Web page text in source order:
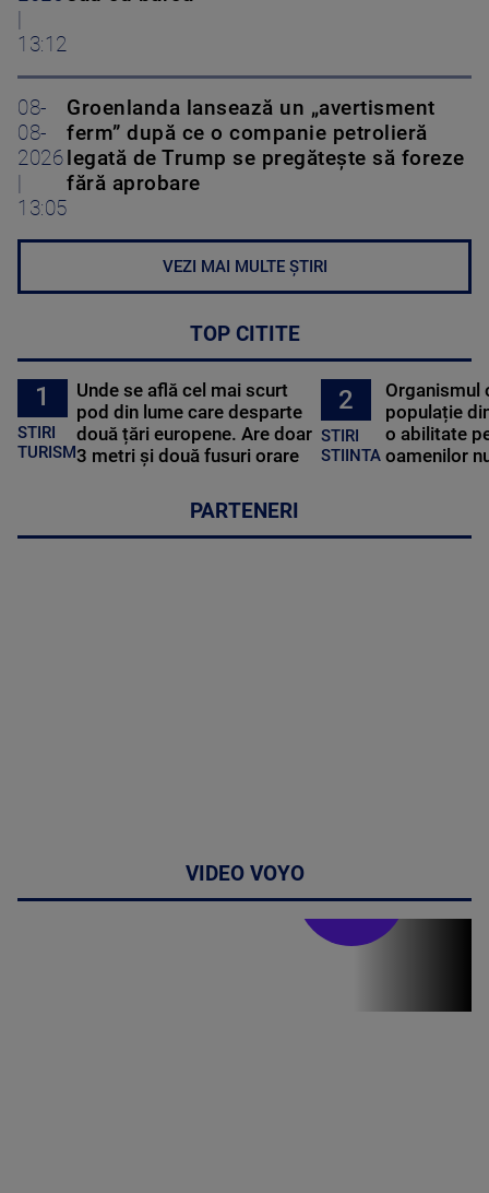
13:12
08-
08-
2026
13:05
Groenlanda lansează un „avertisment
ferm” după ce o companie petrolieră
legată de Trump se pregătește să foreze
fără aprobare
VEZI MAI MULTE ȘTIRI
TOP CITITE
1
STIRI
TURISM
Unde se află cel mai scurt
pod din lume care desparte
două țări europene. Are doar
3 metri și două fusuri orare
2
STIRI
STIINTA
Organismul
populație
o abilitate
oamenilor
PARTENERI
VIDEO VOYO